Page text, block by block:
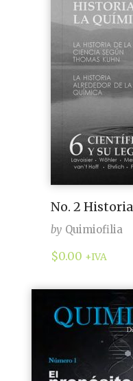
No. 2
by Quimiofilia
$0.00 +IVA